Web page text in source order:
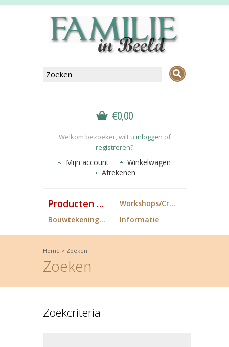
€0,00
Welkom bezoeker, wilt u inloggen of
registreren?
Mijn account
Winkelwagen
Afrekenen
Producten FiB
Workshops/Cropdagen
Bouwtekeningen
Informatie
Home > Zoeken
Zoeken
Zoekcriteria